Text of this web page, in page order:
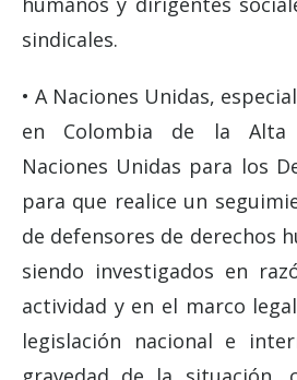
sindicales.
• A Naciones Unidas,
en Colombia de la Alta
Naciones Unidas para los
para que realice un
de defensores de derechos
siendo investigados en
actividad y en el marco
legislación nacional e